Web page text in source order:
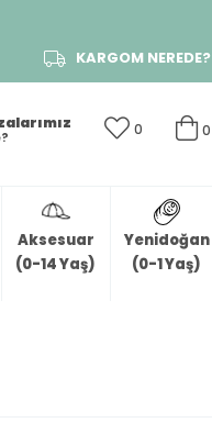
KARGOM NEREDE?
0
0
Aksesuar
(0-14 Yaş)
Yenidoğan
(0-1 Yaş)